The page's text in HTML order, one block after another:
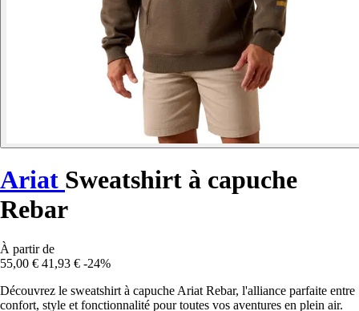
Ariat Sweatshirt à capuche
Rebar
À partir de
55,00 € 41,93 € -24%
Découvrez le sweatshirt à capuche Ariat Rebar, l'alliance parfaite entre
confort, style et fonctionnalité pour toutes vos aventures en plein air.